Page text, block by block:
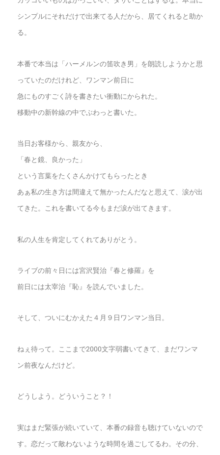
シンプルにそれだけで出来てる人だから、居てくれると助か
る。
本番で本当は「ハーメルンの笛吹き男」を朗読しようかと思
っていたのだけれど、ワンマン前日に
急にものすごく詩を書きたい衝動にかられた。
移動中の新幹線の中でぶわっと書いた。
当日お客様から、親友から、
「春と鏡、良かった」
という言葉をたくさんかけてもらったとき
あぁ私の生き方は間違えて無かったんだなと思えて、涙が出
てきた。これを書いてる今もまだ涙が出てきます。
私の人生を肯定してくれてありがとう。
ライブの前々日には宮沢賢治『春と修羅』を
前日には太宰治『恥』を読んでいました。
そして、ついにむかえた４月９日ワンマン当日。
ねぇ待って。ここまで2000文字弱書いてきて、まだワンマ
ン前夜なんだけど。
どうしよう。どういうこと？！
実はまだ緊張が続いていて、本番の録音も聴けていないので
す。恋だって敵わないような時間を過ごしてるわ。その分、